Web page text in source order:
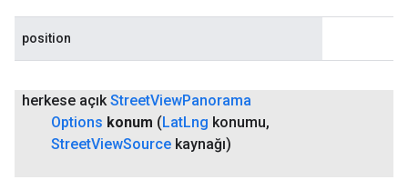
position
herkese açıkStreetViewPanorama
Options konum (LatLng konumu,
StreetViewSource kaynağı)